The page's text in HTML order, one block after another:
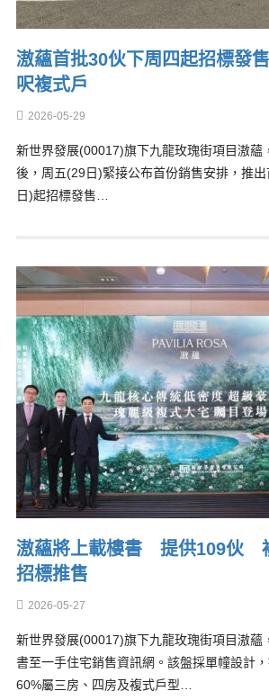
滶蘊首批30伙下周四起招標發
呎複式戶
2026-05-29
新世界發展(00017)旗下九龍玫瑰街項目滶蘊
後，周五(29日)緊接公布首份銷售安排，推
日)起招標發售…
滶蘊將上載樓書 提供109伙
招標推售
2026-05-27
新世界發展(00017)旗下九龍玫瑰街項目滶蘊
書至一手住宅銷售資訊網。該盤採單幢設計
60%屬三房、四房及複式戶型…